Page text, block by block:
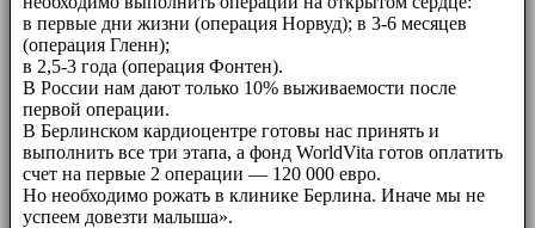
в первые дни жизни (операция Норвуд); в 3-6 месяцев
(операция Гленн);
в 2,5-3 года (операция Фонтен).
В России нам дают только 10% выживаемости после
первой операции.
В Берлинском кардиоцентре готовы нас принять и
выполнить все три этапа, а фонд WorldVita готов оплатить
счет на первые 2 операции — 120 000 евро.
Но необходимо рожать в клинике Берлина. Иначе мы не
успеем довезти малыша».